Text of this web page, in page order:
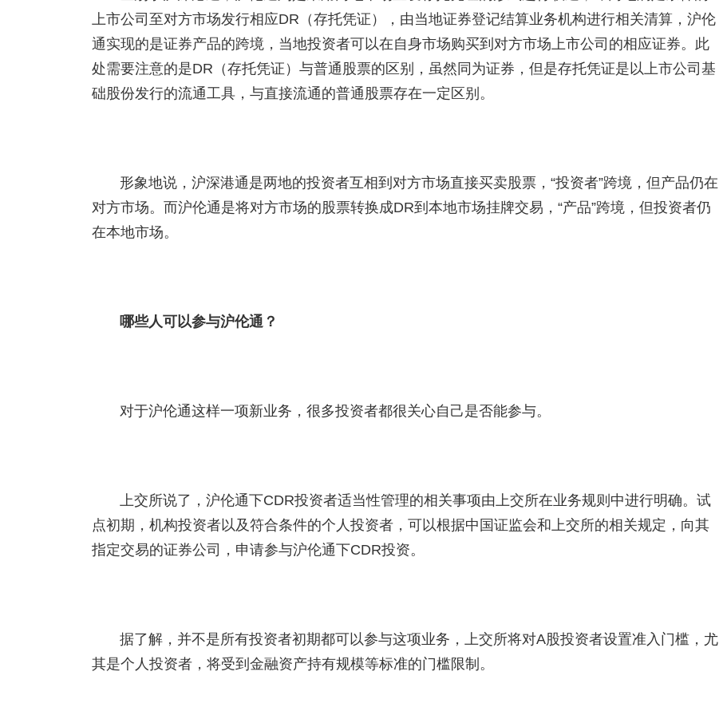
上市公司至对方市场发行相应DR（存托凭证），由当地证券登记结算业务机构进行相关清算，沪伦
通实现的是证券产品的跨境，当地投资者可以在自身市场购买到对方市场上市公司的相应证券。此
处需要注意的是DR（存托凭证）与普通股票的区别，虽然同为证券，但是存托凭证是以上市公司基
础股份发行的流通工具，与直接流通的普通股票存在一定区别。
形象地说，沪深港通是两地的投资者互相到对方市场直接买卖股票，“投资者”跨境，但产品仍在
对方市场。而沪伦通是将对方市场的股票转换成DR到本地市场挂牌交易，“产品”跨境，但投资者仍
在本地市场。
哪些人可以参与沪伦通？
对于沪伦通这样一项新业务，很多投资者都很关心自己是否能参与。
上交所说了，沪伦通下CDR投资者适当性管理的相关事项由上交所在业务规则中进行明确。试
点初期，机构投资者以及符合条件的个人投资者，可以根据中国证监会和上交所的相关规定，向其
指定交易的证券公司，申请参与沪伦通下CDR投资。
据了解，并不是所有投资者初期都可以参与这项业务，上交所将对A股投资者设置准入门槛，尤
其是个人投资者，将受到金融资产持有规模等标准的门槛限制。